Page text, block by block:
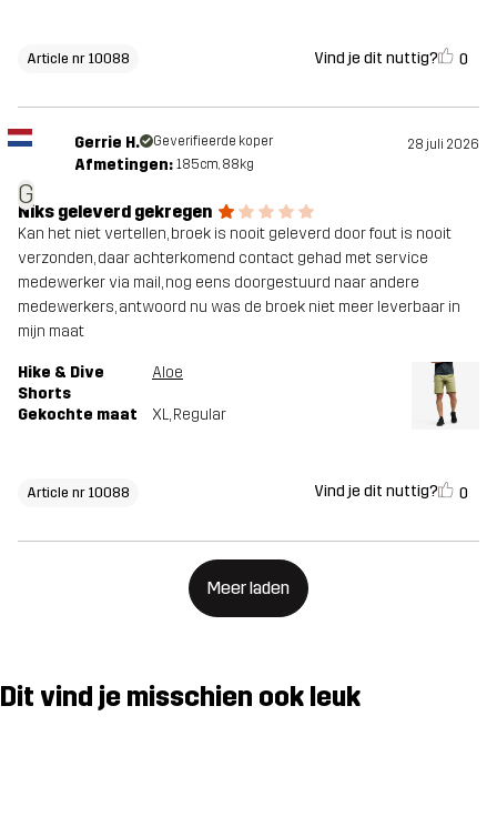
Article nr 10088 Vind je dit nuttig? 0
G
Gerrie H. Geverifieerde koper 28 juli 2026
Afmetingen: 185cm, 88kg
Niks geleverd gekregen
Kan het niet vertellen, broek is nooit geleverd door fout is nooit
verzonden, daar achterkomend contact gehad met service
medewerker via mail, nog eens doorgestuurd naar andere
medewerkers, antwoord nu was de broek niet meer leverbaar in
mijn maat
Hike & Dive
Shorts
Aloe
Gekochte maat XL, Regular
Article nr 10088 Vind je dit nuttig? 0
Meer laden
Dit vind je misschien ook leuk